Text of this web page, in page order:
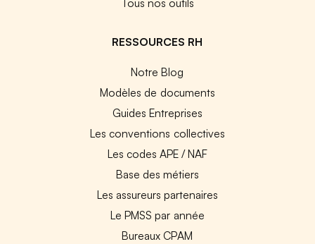
Tous nos outils
RESSOURCES RH
Notre Blog
Modèles de documents
Guides Entreprises
Les conventions collectives
Les codes APE / NAF
Base des métiers
Les assureurs partenaires
Le PMSS par année
Bureaux CPAM